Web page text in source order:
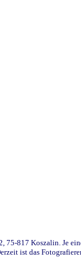
817 Koszalin. Je
ist das